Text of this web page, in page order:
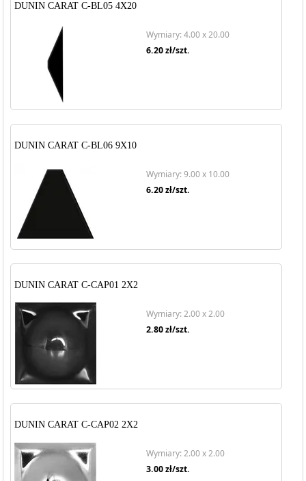
DUNIN CARAT C-BL05 4X20
Wymiary: 4.00 x 20.00
6.20zł/szt.
DUNIN CARAT C-BL06 9X10
Wymiary: 9.00 x 10.00
6.20zł/szt.
DUNIN CARAT C-CAP01 2X2
Wymiary: 2.00 x 2.00
2.80zł/szt.
DUNIN CARAT C-CAP02 2X2
Wymiary: 2.00 x 2.00
3.00zł/szt.